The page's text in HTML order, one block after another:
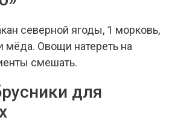
северной ягоды, 1 морковь,
мёда. Овощи натереть на
смешать.
для